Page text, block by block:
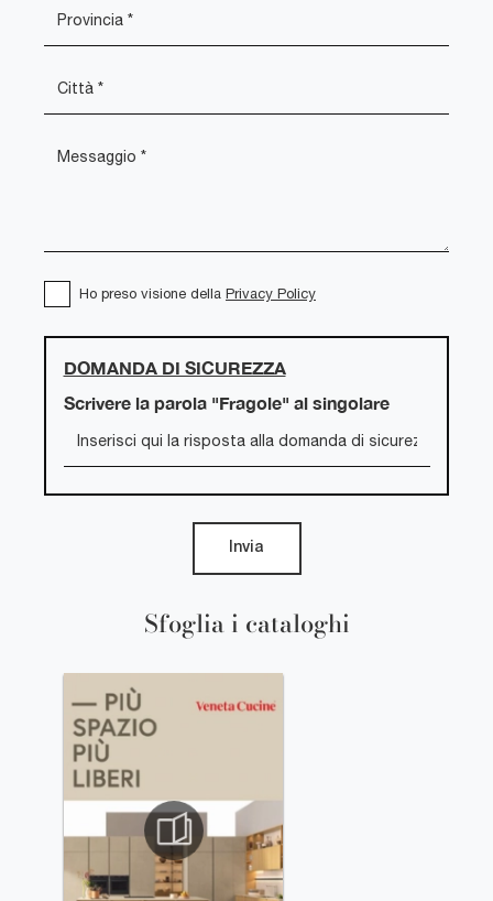
Sfoglia i cataloghi
Ho preso visione della Privacy Policy
DOMANDA DI SICUREZZA
Scrivere la parola "Fragole" al singolare
Invia